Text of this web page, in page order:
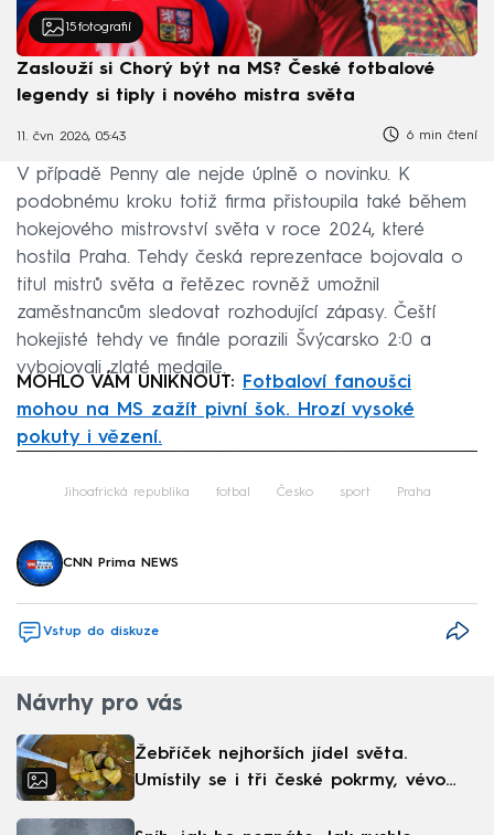
15 fotografií
Zaslouží si Chorý být na MS? České fotbalové
legendy si tiply i nového mistra světa
11. čvn 2026, 05:43 6 min čtení
V případě Penny ale nejde úplně o novinku. K
podobnému kroku totiž firma přistoupila také během
hokejového mistrovství světa v roce 2024, které
hostila Praha. Tehdy česká reprezentace bojovala o
titul mistrů světa a řetězec rovněž umožnil
zaměstnancům sledovat rozhodující zápasy. Čeští
hokejisté tehdy ve finále porazili Švýcarsko 2:0 a
vybojovali zlaté medaile.
MOHLO VÁM UNIKNOUT:
Fotbaloví fanoušci
mohou na MS zažít pivní šok. Hrozí vysoké
pokuty i vězení.
Jihoafrická republika fotbal Česko sport Praha
CNN Prima NEWS
Vstup do diskuze
Návrhy pro vás
Žebříček nejhorších jídel světa.
Umístily se i tři české pokrmy, vévodí